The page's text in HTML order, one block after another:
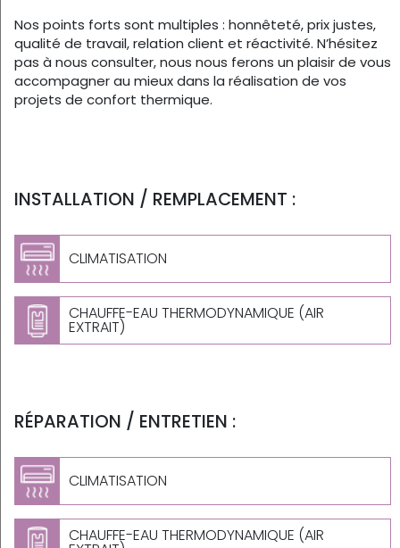
Nos points forts sont multiples : honnêteté, prix justes,
qualité de travail, relation client et réactivité. N’hésitez
pas à nous consulter, nous nous ferons un plaisir de vous
accompagner au mieux dans la réalisation de vos
projets de confort thermique.
INSTALLATION / REMPLACEMENT :
CLIMATISATION
CHAUFFE-EAU THERMODYNAMIQUE (AIR
EXTRAIT)
RÉPARATION / ENTRETIEN :
CLIMATISATION
CHAUFFE-EAU THERMODYNAMIQUE (AIR